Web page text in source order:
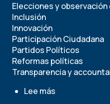
Elecciones y
Inclusión
Innovación
Participación Ciudadana
Partidos Políticos
Reformas políticas
Transparencia y
Lee más